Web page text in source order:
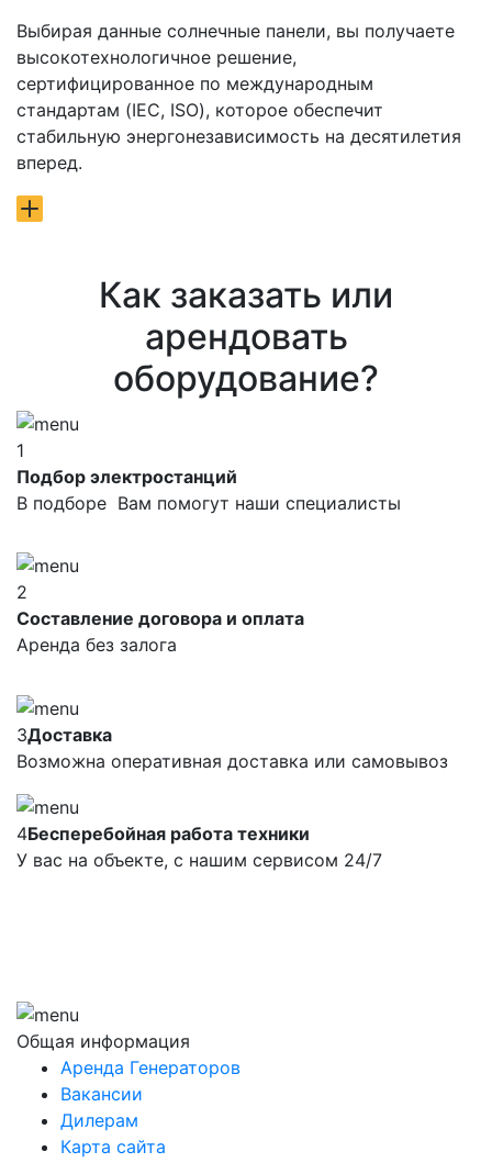
Выбирая данные солнечные панели, вы получаете
высокотехнологичное решение,
сертифицированное по международным
стандартам (IEC, ISO), которое обеспечит
стабильную энергонезависимость на десятилетия
вперед.
Как заказать или
арендовать
оборудование?
1
Подбор электростанций
В подборе Вам помогут наши специалисты
2
Составление договора и оплата
Аренда без залога
3Доставка
Возможна оперативная доставка или самовывоз
4Бесперебойная работа техники
У вас на объекте, с нашим сервисом 24/7
Общая информация
Аренда Генераторов
Вакансии
Дилерам
Карта сайта